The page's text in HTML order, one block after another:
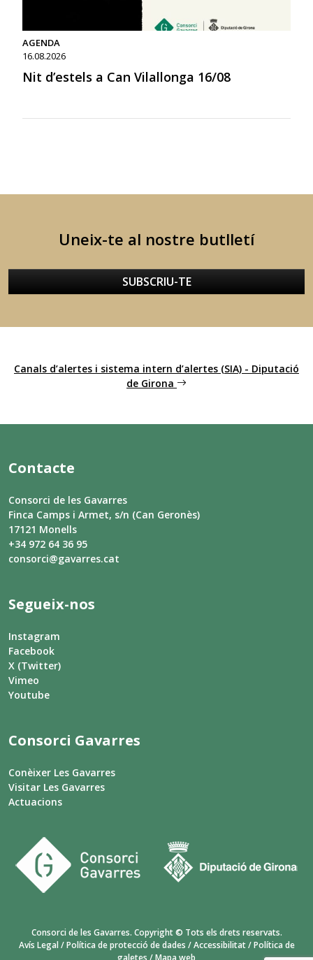
AGENDA
16.08.2026
Nit d’estels a Can Vilallonga 16/08
Uneix-te al nostre butlletí
SUBSCRIU-TE
Canals d’alertes i sistema intern d’alertes (SIA) - Diputació
de Girona
Contacte
Consorci de les Gavarres
Finca Camps i Armet, s/n (Can Geronès)
17121 Monells
+34 972 64 36 95
consorci@gavarres.cat
Segueix-nos
Instagram
Facebook
X (Twitter)
Vimeo
Youtube
Consorci Gavarres
Conèixer Les Gavarres
Visitar Les Gavarres
Actuacions
Consorci de les Gavarres. Copyright © Tots els drets reservats.
Avís Legal /Política de protecció de dades /Accessibilitat/Política de
galetes /Mapa web